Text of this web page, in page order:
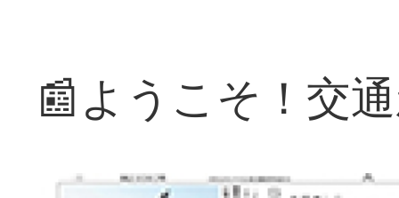
📰ようこそ！交